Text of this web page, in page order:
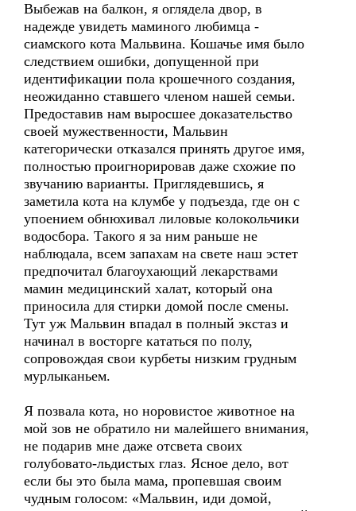
Выбежав на балкон, я оглядела двор, в
надежде увидеть маминого любимца -
сиамского кота Мальвина. Кошачье имя было
следствием ошибки, допущенной при
идентификации пола крошечного создания,
неожиданно ставшего членом нашей семьи.
Предоставив нам выросшее доказательство
своей мужественности, Мальвин
категорически отказался принять другое имя,
полностью проигнорировав даже схожие по
звучанию варианты. Приглядевшись, я
заметила кота на клумбе у подъезда, где он с
упоением обнюхивал лиловые колокольчики
водосбора. Такого я за ним раньше не
наблюдала, всем запахам на свете наш эстет
предпочитал благоухающий лекарствами
мамин медицинский халат, который она
приносила для стирки домой после смены.
Тут уж Мальвин впадал в полный экстаз и
начинал в восторге кататься по полу,
сопровождая свои курбеты низким грудным
мурлыканьем.
Я позвала кота, но норовистое животное на
мой зов не обратило ни малейшего внимания,
не подарив мне даже отсвета своих
голубовато-льдистых глаз. Ясное дело, вот
если бы это была мама, пропевшая своим
чудным голосом: «Мальвин, иди домой,